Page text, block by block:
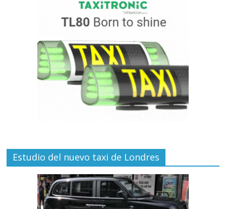
Estudio del nuevo taxi de Londres